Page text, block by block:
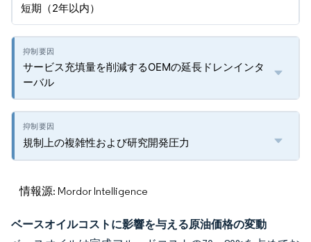
短期（2年以内）
サービス充填量を削減するOEMの延長ドレンインタ
ーバル
規制上の複雑性および研究開発圧力
情報源: Mordor Intelligence
ベースオイルコストに影響を与える原油価格の変動